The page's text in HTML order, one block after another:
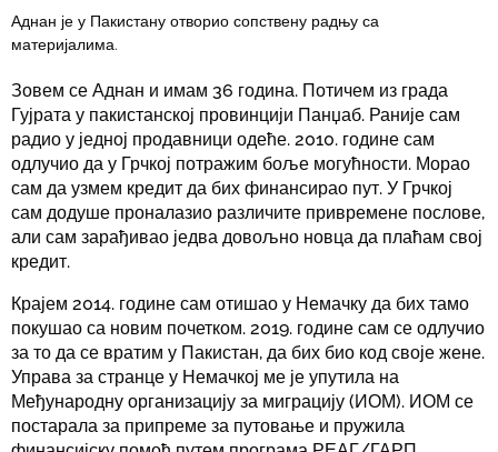
Аднан је у Пакистану отворио сопствену радњу са
материјалима.
Зовем се Аднан и имам 36 година. Потичем из града
Гујрата у пакистанској провинцији Панџаб. Раније сам
радио у једној продавници одеће. 2010. године сам
одлучио да у Грчкој потражим боље могућности. Морао
сам да узмем кредит да бих финансирао пут. У Грчкој
сам додуше проналазио различите привремене послове,
али сам зарађивао једва довољно новца да плаћам свој
кредит.
Крајем 2014. године сам отишао у Немачку да бих тамо
покушао са новим почетком. 2019. године сам се одлучио
за то да се вратим у Пакистан, да бих био код своје жене.
Управа за странце у Немачкој ме је упутила на
Међународну организацију за миграцију (ИОМ). ИОМ се
постарала за припреме за путовање и пружила